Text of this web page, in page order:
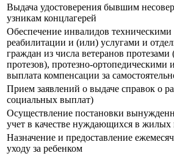
Выдача удостоверения бывшим
узникам концлагерей
Обеспечение инвалидов техническими
реабилитации и (или) услугами и
граждан из числа ветеранов
протезов), протезно-ортопедическими
выплата компенсации за
Прием заявлений о выдаче справок о
социальных выплат)
Осуществление постановки
учет в качестве нуждающихся в
Назначение и предоставление
уходу за ребенком